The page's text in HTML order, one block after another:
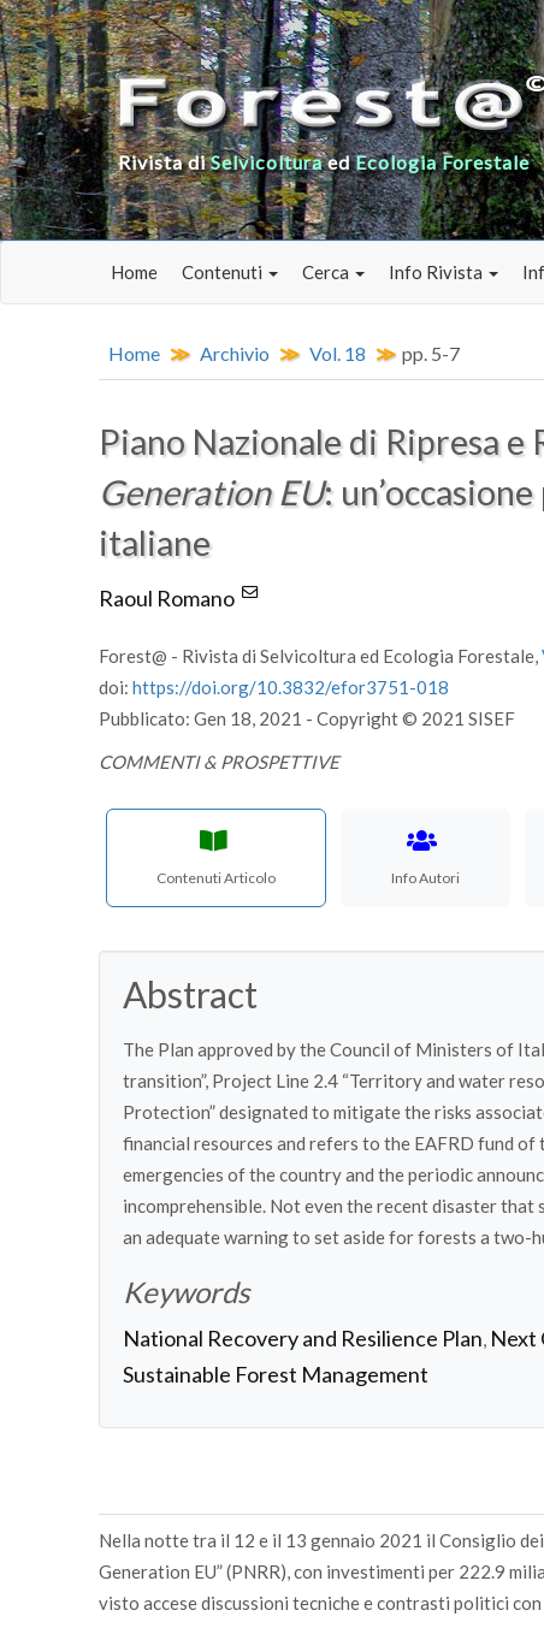
Rivista diSelvicolturaedEcologia Forestale
Home Contenuti Cerca Info Rivista
Home Archivio Vol. 18 pp. 5-7
Piano Nazionale di Ripresa e
Generation EU:
italiane
Raoul Romano
Forest@ - Rivista di Selvicoltura ed Ecologia Forestale,
doi: https://doi.org/10.3832/efor3751-018
Pubblicato: Gen 18, 2021 - Copyright © 2021 SISEF
COMMENTI & PROSPETTIVE
Contenuti Articolo Info Autori
Abstract
The Plan approved by the Council of Ministers of
transition”, Project Line 2.4 “Territory and water
Protection” designated to mitigate the risks
financial resources and refers to the EAFRD fund
emergencies of the country and the periodic
incomprehensible. Not even the recent disaster
an adequate warning to set aside for forests a two-
Keywords
National Recovery and Resilience Plan, Next
Sustainable Forest Management
Nella notte tra il 12 e il 13 gennaio 2021 il Consiglio
Generation EU” (PNRR), con investimenti per 222.9
visto accese discussioni tecniche e contrasti politici